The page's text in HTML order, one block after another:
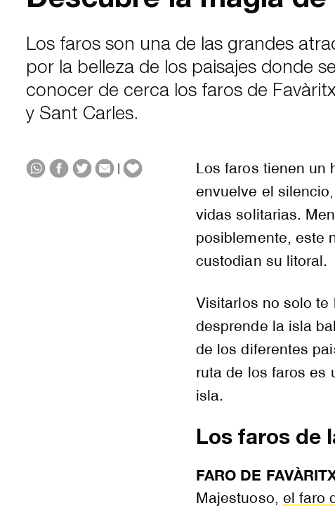
Los faros son una de las grandes
por la belleza de los paisajes donde
conocer de cerca los faros de
y Sant Carles.
|
Los faros tienen un
envuelve el
vidas solitarias.
posiblemente, este
custodian su litoral.
Visitarlos no solo te
desprende la isla
de los diferentes
ruta de los faros es
isla.
Los faros de
FARO DE
Majestuoso, el faro